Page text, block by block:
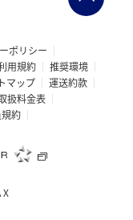
ポリシー
用規約
推奨環境
マップ
運送約款
扱料金表
約
X